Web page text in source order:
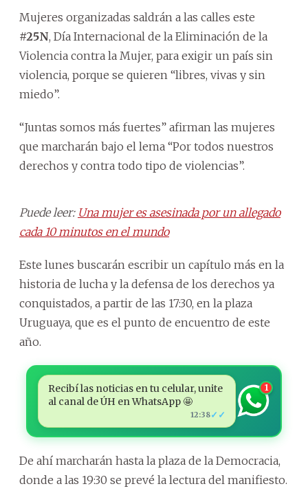
Mujeres organizadas saldrán a las calles este
#25N, Día Internacional de la Eliminación de la
Violencia contra la Mujer, para exigir un país sin
violencia, porque se quieren “libres, vivas y sin
miedo”.
“Juntas somos más fuertes” afirman las mujeres
que marcharán bajo el lema “Por todos nuestros
derechos y contra todo tipo de violencias”.
Puede leer: Una mujer es asesinada por un allegado
cada 10 minutos en el mundo
Este lunes buscarán escribir un capítulo más en la
historia de lucha y la defensa de los derechos ya
conquistados, a partir de las 17:30, en la plaza
Uruguaya, que es el punto de encuentro de este
año.
Recibí las noticias en tu celular, unite
al canal de ÚH en WhatsApp 🤩
12:38✓✓
1
De ahí marcharán hasta la plaza de la Democracia,
donde a las 19:30 se prevé la lectura del manifiesto.